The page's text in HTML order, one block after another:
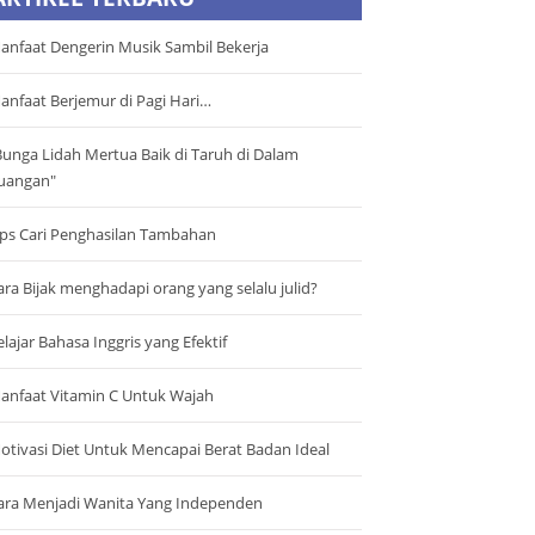
Dengerin Musik Sambil Bekerja
Berjemur di Pagi Hari…
Lidah Mertua Baik di Taruh di Dalam
Cari Penghasilan Tambahan
Bijak menghadapi orang yang selalu julid?
Bahasa Inggris yang Efektif
Vitamin C Untuk Wajah
Diet Untuk Mencapai Berat Badan Ideal
Menjadi Wanita Yang Independen